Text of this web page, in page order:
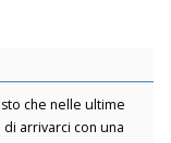
che nelle ultime
arrivarci con una